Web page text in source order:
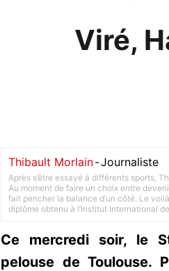
Viré,
Thibault Morlain-Journaliste
Après s’être essayé à différents sports,
Au moment de faire un choix entre
fait pencher la balance d’un côté. Le
diplôme obtenu à l’Institut International
Ce mercredi soir, le
pelouse de Toulouse.